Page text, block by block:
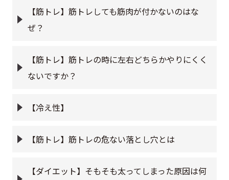
【筋トレ】筋トレしても筋肉が付かないのはな
ぜ？
【筋トレ】筋トレの時に左右どちらかやりにくく
ないですか？
【冷え性】
【筋トレ】筋トレの危ない落とし穴とは
【ダイエット】そもそも太ってしまった原因は何